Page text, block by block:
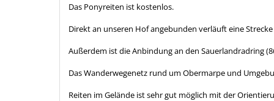
Das Ponyreiten ist kostenlos.
Direkt an unseren Hof angebunden verläuft eine
Außerdem ist die Anbindung an den Sauerlandradring
Das Wanderwegenetz rund um Obermarpe und
Reiten im Gelände ist sehr gut möglich mit der